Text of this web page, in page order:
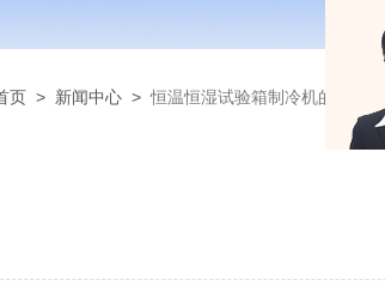
页 > 新闻中心 >恒温恒湿试验箱制冷机的保养